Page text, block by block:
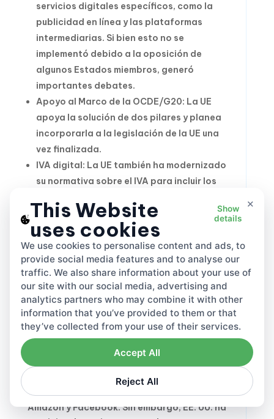
servicios digitales específicos, como la
publicidad en línea y las plataformas
intermediarias. Si bien esto no se
implementó debido a la oposición de
algunos Estados miembros, generó
importantes debates.
Apoyo al Marco de la OCDE/G20: La UE
apoya la solución de dos pilares y planea
incorporarla a la legislación de la UE una
vez finalizada.
IVA digital: La UE también ha modernizado
su normativa sobre el IVA para incluir los
garantizando así que el IVA se recaude en el
lugar de residencia del consumidor.
El enfoque de la UE demuestra el potencial de
armonización regional, alineándose al mismo
tiempo con los marcos globales.
4. Participación de EE. UU. y preocupaciones
sobre represalias
Estados Unidos se opone a las medidas
unilaterales de DST, argumentando que
afectan desproporcionadamente a gigantes
tecnológicos estadounidenses como Google,
Amazon y Facebook. Sin embargo, EE. UU. ha
×
This Website
uses cookies
Show
details
We use cookies to personalise content and ads, to
provide social media features and to analyse our
traffic. We also share information about your use of
our site with our social media, advertising and
analytics partners who may combine it with other
information that you’ve provided to them or that
they’ve collected from your use of their services.
Reject All
Accept All